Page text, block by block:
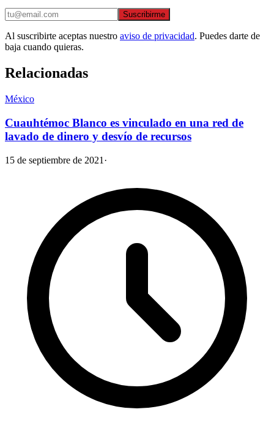
Suscribirme
Al suscribirte aceptas nuestro aviso de privacidad. Puedes darte de
baja cuando quieras.
Relacionadas
México
Cuauhtémoc Blanco es vinculado en una red de
lavado de dinero y desvío de recursos
15 de septiembre de 2021 ·